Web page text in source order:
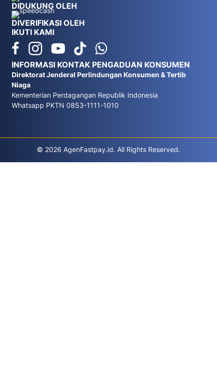
DIDUKUNG OLEH
DIVERIFIKASI OLEH
IKUTI KAMI
INFORMASI KONTAK PENGADUAN KONSUMEN
Direktorat Jenderal Perlindungan Konsumen & Tertib
Niaga
Kementerian Perdagangan Republik Indonesia
Whatsapp PKTN 0853-1111-1010
© 2026 AgenFastpay.id. All Rights Reserved.